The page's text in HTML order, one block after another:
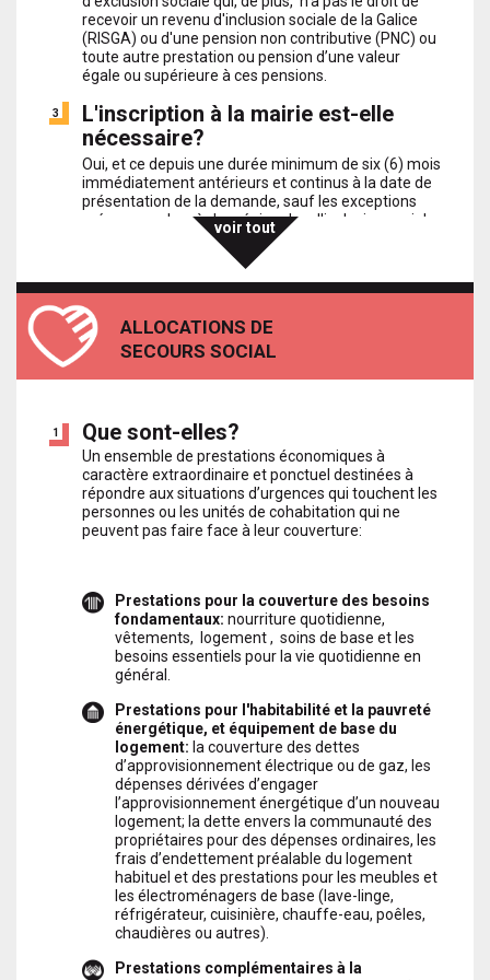
recevoir un revenu d'inclusion sociale de la Galice
(RISGA) ou d'une pension non contributive (PNC) ou
toute autre prestation ou pension d’une valeur
égale ou supérieure à ces pensions.
3
L'inscription à la mairie est-elle
nécessaire?
Oui, et ce depuis une durée minimum de six (6) mois
immédiatement antérieurs et continus à la date de
présentation de la demande, sauf les exceptions
prévues par les règles régionales d'inclusion sociale
en vigueur à chaque instant.
Est-il nécessaire d'avoir une
résidence légale?
Ce n’est pas nécessaire. Les droits fondamentaux
des individus à la vie, la santé ou à l’alimentation ne
le territoire espagnol, ce qui doit être interprété au
internationales et espagnoles garantissant ces
droits.
Quel est le montant du revenu
maximum pour pouvoir faire la
demande?
l’équivalent au 100% de l'Indicateur Public de
Revenu à Effets Multiples (IPREM) en vigueur au
moment de faire la demande. Cette limite
maximum de revenu sera augmentée en un 10%
pour chaque personne supplémentaire formant
l'unité de cohabitation, jusqu'à une quantité
maximum de 150% de l'IPREM:
1 personne -532,51 €revenu maximum par
mois (100% IPREM)
2 personnes -585,76 €revenu maximum par
mois (110% IPREM)
3 personnes -639,01 €revenu maximum par
mois (120% IPREM)
4 personnes -692,26 €revenu maximum par
mois (130% IPREM)
5 personnes -745,51 €revenu maximum par
mois (140% IPREM)
6 ou plus -798,77 €revenu maximum par mois
(150% IPREM)
Quel est le montant du revenu
voir tout
ALLOCATIONS DE
SECOURS SOCIAL
1 Que sont-elles?
Un ensemble de prestations économiques à
caractère extraordinaire et ponctuel destinées à
répondre aux situations d’urgences qui touchent les
personnes ou les unités de cohabitation qui ne
peuvent pas faire face à leur couverture:
Prestations pour la couverture des besoins
fondamentaux: nourriture quotidienne,
vêtements, logement , soins de base et les
besoins essentiels pour la vie quotidienne en
général.
Prestations pour l'habitabilité et la pauvreté
énergétique, et équipement de base du
logement: la couverture des dettes
d’approvisionnement électrique ou de gaz, les
dépenses dérivées d’engager
l’approvisionnement énergétique d’un nouveau
logement; la dette envers la communauté des
propriétaires pour des dépenses ordinaires, les
frais d’endettement préalable du logement
habituel et des prestations pour les meubles et
les électroménagers de base (lave-linge,
réfrigérateur, cuisinière, chauffe-eau, poêles,
chaudières ou autres).
Prestations complémentaires à la